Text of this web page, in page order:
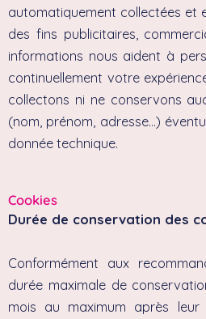
automatiquement collectées et
des fins publicitaires,
informations nous aident à
continuellement votre
collectons ni ne conservons
(nom, prénom, adresse…)
donnée technique.
Cookies
Durée de conservation des
Conformément aux
durée maximale de
mois au maximum après